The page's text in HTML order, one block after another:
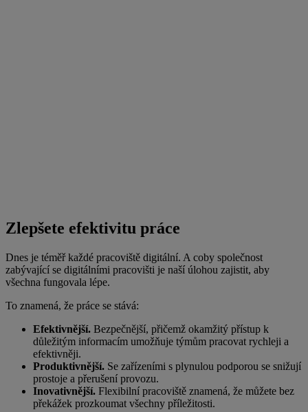
Zlepšete efektivitu práce
Dnes je téměř každé pracoviště digitální. A coby společnost
zabývající se digitálními pracovišti je naší úlohou zajistit, aby
všechna fungovala lépe.
To znamená, že práce se stává:
Efektivnější. Bezpečnější, přičemž okamžitý přístup k
důležitým informacím umožňuje týmům pracovat rychleji a
efektivněji.
Produktivnější. Se zařízeními s plynulou podporou se snižují
prostoje a přerušení provozu.
Inovativnější. Flexibilní pracoviště znamená, že můžete bez
překážek prozkoumat všechny příležitosti.